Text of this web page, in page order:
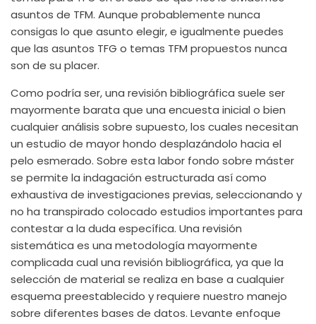
asuntos de TFM. Aunque probablemente nunca
consigas lo que asunto elegir, e igualmente puedes
que las asuntos TFG o temas TFM propuestos nunca
son de su placer.
Como podrí­a ser, una revisión bibliográfica suele ser
mayormente barata que una encuesta inicial o bien
cualquier análisis sobre supuesto, los cuales necesitan
un estudio de mayor hondo desplazándolo hacia el
pelo esmerado. Sobre esta labor fondo sobre máster
se permite la indagación estructurada así­ como
exhaustiva de investigaciones previas, seleccionando y
no ha transpirado colocado estudios importantes para
contestar a la duda específica. Una revisión
sistemática es una metodología mayormente
complicada cual una revisión bibliográfica, ya que la
selección de material se realiza en base a cualquier
esquema preestablecido y requiere nuestro manejo
sobre diferentes bases de datos. Levante enfoque